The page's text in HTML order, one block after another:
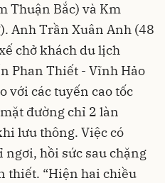
Thuận Bắc) và Km
Anh Trần Xuân Anh (48
chở khách du lịch
Phan Thiết - Vĩnh Hảo
với các tuyến cao tốc
đường chỉ 2 làn
lưu thông. Việc có
hồi sức sau chặng
thiết. “Hiện hai chiều